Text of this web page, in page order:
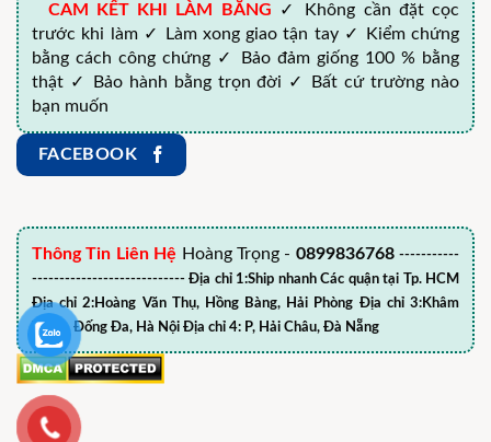
CAM KẾT KHI LÀM BẰNG ✓ Không cần đặt cọc
trước khi làm ✓ Làm xong giao tận tay ✓ Kiểm chứng
bằng cách công chứng ✓ Bảo đảm giống 100 % bằng
thật ✓ Bảo hành bằng trọn đời ✓ Bất cứ trường nào
bạn muốn
FACEBOOK
Thông Tin Liên Hệ Hoàng Trọng - 0899836768 -----------
---------------------------- Địa chỉ 1:Ship nhanh Các quận tại Tp. HCM
Địa chỉ 2:Hoàng Văn Thụ, Hồng Bàng, Hải Phòng Địa chỉ 3:Khâm
Thiên, Đống Đa, Hà Nội Địa chỉ 4: P, Hải Châu, Đà Nẵng